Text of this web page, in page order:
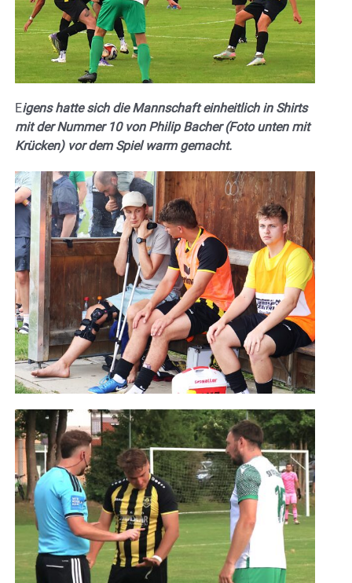
Eigens hatte sich die Mannschaft einheitlich in Shirts
mit der Nummer 10 von Philip Bacher (Foto unten mit
Krücken) vor dem Spiel warm gemacht.